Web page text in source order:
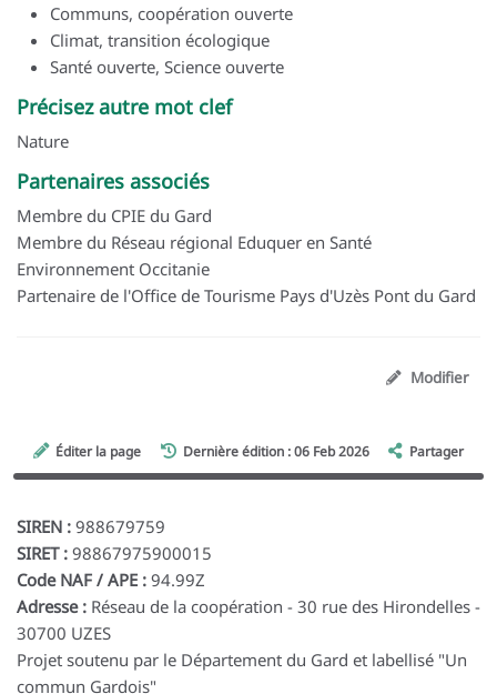
Communs, coopération ouverte
Climat, transition écologique
Santé ouverte, Science ouverte
Précisez autre mot clef
Nature
Partenaires associés
Membre du CPIE du Gard
Membre du Réseau régional Eduquer en Santé
Environnement Occitanie
Partenaire de l'Office de Tourisme Pays d'Uzès Pont du Gard
Modifier
Éditer la page Dernière édition : 06 Feb 2026 Partager
SIREN : 988679759
SIRET : 98867975900015
Code NAF / APE : 94.99Z
Adresse : Réseau de la coopération - 30 rue des Hirondelles -
30700 UZES
Projet soutenu par le Département du Gard et labellisé "Un
commun Gardois"